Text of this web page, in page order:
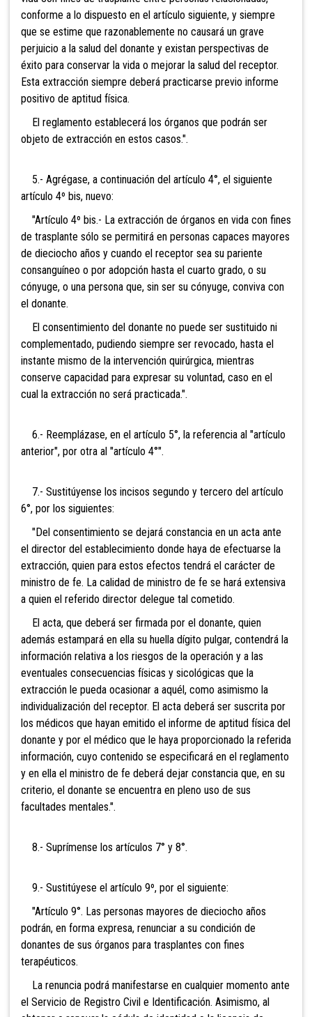
conforme a lo dispuesto en el artículo siguiente, y siempre
que se estime que razonablemente no causará un grave
perjuicio a la salud del donante y existan perspectivas de
éxito para conservar la vida o mejorar la salud del receptor.
Esta extracción siempre deberá practicarse previo informe
positivo de aptitud física.
El reglamento establecerá los órganos que podrán ser
objeto de extracción en estos casos.".
5.- Agrégase, a continuación del artículo 4°, el siguiente
artículo 4º bis, nuevo:
"Artículo 4º bis.- La extracción de órganos en vida con fines
de trasplante sólo se permitirá en personas capaces mayores
de dieciocho años y cuando el receptor sea su pariente
consanguíneo o por adopción hasta el cuarto grado, o su
cónyuge, o una persona que, sin ser su cónyuge, conviva con
el donante.
El consentimiento del donante no puede ser sustituido ni
complementado, pudiendo siempre ser revocado, hasta el
instante mismo de la intervención quirúrgica, mientras
conserve capacidad para expresar su voluntad, caso en el
cual la extracción no será practicada.".
6.- Reemplázase, en el artículo 5°, la referencia al "artículo
anterior", por otra al "artículo 4°".
7.- Sustitúyense los incisos segundo y tercero del artículo
6°, por los siguientes:
"Del consentimiento se dejará constancia en un acta ante
el director del establecimiento donde haya de efectuarse la
extracción, quien para estos efectos tendrá el carácter de
ministro de fe. La calidad de ministro de fe se hará extensiva
a quien el referido director delegue tal cometido.
El acta, que deberá ser firmada por el donante, quien
además estampará en ella su huella dígito pulgar, contendrá la
información relativa a los riesgos de la operación y a las
eventuales consecuencias físicas y sicológicas que la
extracción le pueda ocasionar a aquél, como asimismo la
individualización del receptor. El acta deberá ser suscrita por
los médicos que hayan emitido el informe de aptitud física del
donante y por el médico que le haya proporcionado la referida
información, cuyo contenido se especificará en el reglamento
y en ella el ministro de fe deberá dejar constancia que, en su
criterio, el donante se encuentra en pleno uso de sus
facultades mentales.".
8.- Suprímense los artículos 7° y 8°.
9.- Sustitúyese el artículo 9º, por el siguiente:
"Artículo 9°. Las personas mayores de dieciocho años
podrán, en forma expresa, renunciar a su condición de
donantes de sus órganos para trasplantes con fines
terapéuticos.
La renuncia podrá manifestarse en cualquier momento ante
el Servicio de Registro Civil e Identificación. Asimismo, al